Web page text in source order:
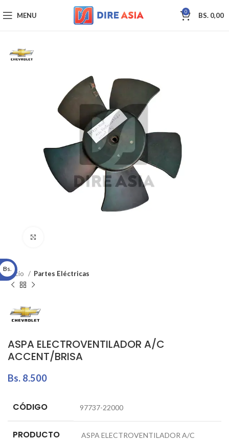
MENU 0 BS. 0,00
Inicio Partes Eléctricas
ASPA ELECTROVENTILADOR A/C
ACCENT/BRISA
Bs. 8.500
CÓDIGO 97737-22000
PRODUCTO ASPA ELECTROVENTILADOR A/C
Bs.